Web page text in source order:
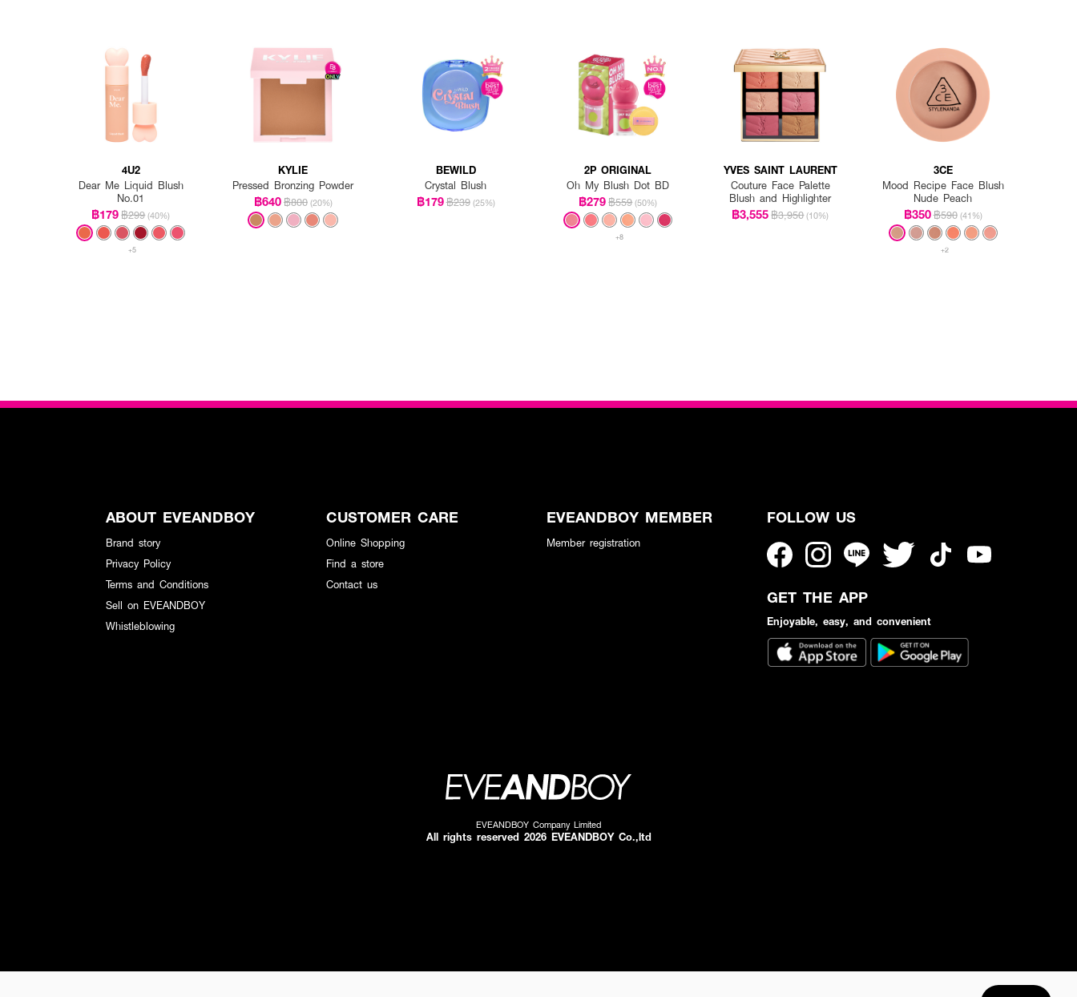
4U2
Dear Me Liquid Blush
No.01
฿179฿299 (40%)
+5
KYLIE
Pressed Bronzing Powder
฿640฿800 (20%)
BEWILD
Crystal Blush
฿179฿239 (25%)
2P ORIGINAL
Oh My Blush Dot BD
฿279฿559 (50%)
+8
YVES SAINT LAURENT
Couture Face Palette
Blush and Highlighter
฿3,555฿3,950 (10%)
3CE
Mood Recipe Face Blush
Nude Peach
฿350฿590 (41%)
+2
ABOUT EVEANDBOY
Brand story
Privacy Policy
Terms and Conditions
Sell on EVEANDBOY
Whistleblowing
CUSTOMER CARE
Online Shopping
Find a store
Contact us
EVEANDBOY MEMBER
Member registration
FOLLOW US
GET THE APP
Enjoyable, easy, and convenient
EVEANDBOY Company Limited
All rights reserved 2026 EVEANDBOY Co.,ltd